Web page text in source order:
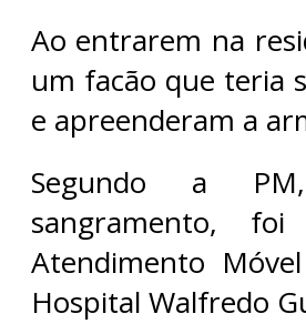
Ao entrarem na
um facão que teria
e apreenderam a
Segundo a
sangramento,
Atendimento
Hospital Walfredo